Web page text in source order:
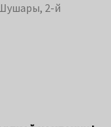
2-й